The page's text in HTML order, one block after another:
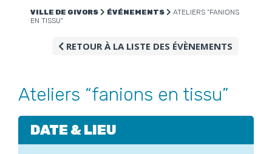
VILLE DE GIVORS ÉVÉNEMENTS
ATELIERS “FANIONS
EN TISSU”
RETOUR À LA LISTE DES ÉVÈNEMENTS
Ateliers “fanions en tissu”
DATE & LIEU